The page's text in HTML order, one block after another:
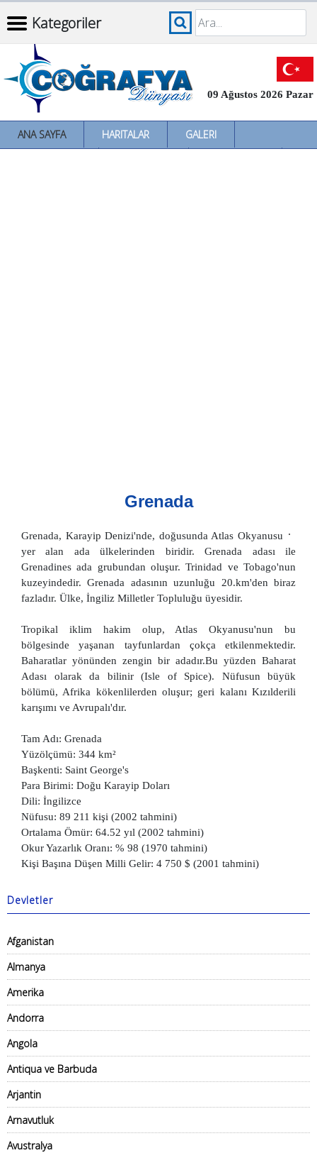
Kategoriler
09 Ağustos 2026 Pazar
ANA SAYFA HARITALAR
GALERI
Grenada
Grenada, Karayip Denizi'nde, doğusunda Atlas Okyanusu
yer alan ada ülkelerinden biridir. Grenada adası ile
Grenadines ada grubundan oluşur. Trinidad ve Tobago'nun
kuzeyindedir. Grenada adasının uzunluğu 20.km'den biraz
fazladır. Ülke, İngiliz Milletler Topluluğu üyesidir.
Tropikal iklim hakim olup, Atlas Okyanusu'nun bu
bölgesinde yaşanan tayfunlardan çokça etkilenmektedir.
Baharatlar yönünden zengin bir adadır.Bu yüzden Baharat
Adası olarak da bilinir (Isle of Spice). Nüfusun büyük
bölümü, Afrika kökenlilerden oluşur; geri kalanı Kızılderili
karışımı ve Avrupalı'dır.
Tam Adı: Grenada
Yüzölçümü: 344 km²
Başkenti: Saint George's
Para Birimi: Doğu Karayip Doları
Dili: İngilizce
Nüfusu: 89 211 kişi (2002 tahmini)
Ortalama Ömür: 64.52 yıl (2002 tahmini)
Okur Yazarlık Oranı: % 98 (1970 tahmini)
Kişi Başına Düşen Milli Gelir: 4 750 $ (2001 tahmini)
Devletler
Afganistan
Almanya
Amerika
Andorra
Angola
Antiqua ve Barbuda
Arjantin
Arnavutluk
Avustralya